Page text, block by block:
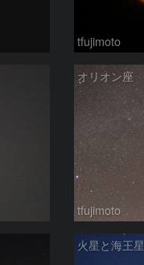
tfujimoto
オリオン座
tfujimoto
火星と海王星